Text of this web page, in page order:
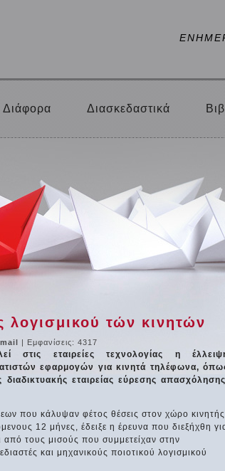
Διάφορα Διασκεδαστικά
λογισμικού τών κινητών
| Εμφανίσεις: 4317
στις εταιρείες τεχνολογίας η
εφαρμογών για κινητά τηλέφωνα,
εταιρείας εύρεσης
που κάλυψαν φέτος θέσεις στον χώρο κινητής
12 μήνες, έδειξε η έρευνα που διεξήχθη
τους μισούς που συμμετείχαν στην
και μηχανικούς ποιοτικού λογισμικού